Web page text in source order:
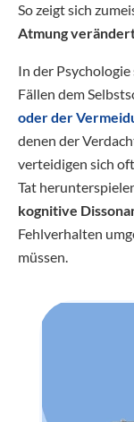
So zeigt sich
Atmung
In der
Fällen dem
oder der
denen der
verteidigen sich
Tat
kognitive
Fehlverhalten
müssen.